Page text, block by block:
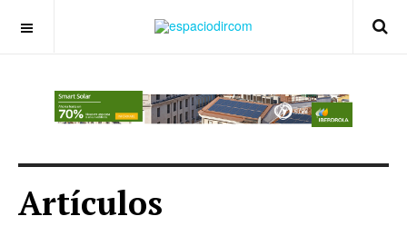
Artículos